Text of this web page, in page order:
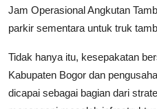
Jam Operasional Angkutan
parkir sementara untuk truk
Tidak hanya itu, kesepakatan
Kabupaten Bogor dan
dicapai sebagai bagian dari